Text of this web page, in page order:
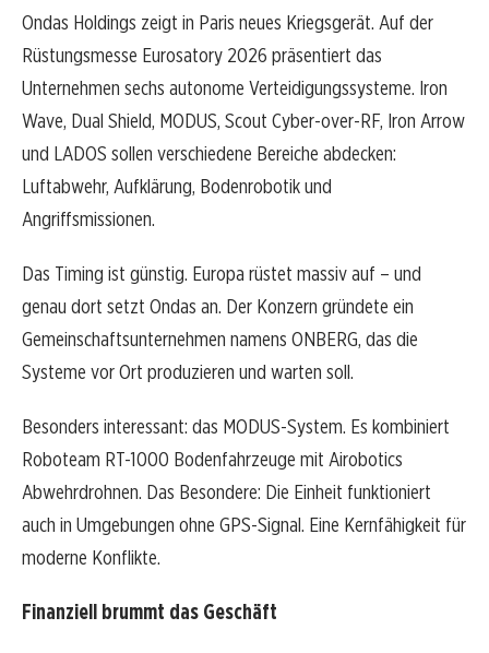
Ondas Holdings zeigt in Paris neues Kriegsgerät. Auf der
Rüstungsmesse Eurosatory 2026 präsentiert das
Unternehmen sechs autonome Verteidigungssysteme. Iron
Wave, Dual Shield, MODUS, Scout Cyber-over-RF, Iron Arrow
und LADOS sollen verschiedene Bereiche abdecken:
Luftabwehr, Aufklärung, Bodenrobotik und
Angriffsmissionen.
Das Timing ist günstig. Europa rüstet massiv auf – und
genau dort setzt Ondas an. Der Konzern gründete ein
Gemeinschaftsunternehmen namens ONBERG, das die
Systeme vor Ort produzieren und warten soll.
Besonders interessant: das MODUS-System. Es kombiniert
Roboteam RT-1000 Bodenfahrzeuge mit Airobotics
Abwehrdrohnen. Das Besondere: Die Einheit funktioniert
auch in Umgebungen ohne GPS-Signal. Eine Kernfähigkeit für
moderne Konflikte.
Finanziell brummt das Geschäft